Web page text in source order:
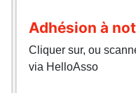
Adhésion à
Cliquer sur, ou
via HelloAsso